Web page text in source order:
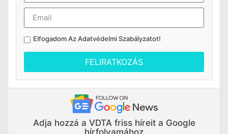
Elfogadom AzAdatvédelmi Szabályzatot!
FELIRATKOZÁS
Adja hozzá a VDTA friss híreit a Google
hírfolyamához